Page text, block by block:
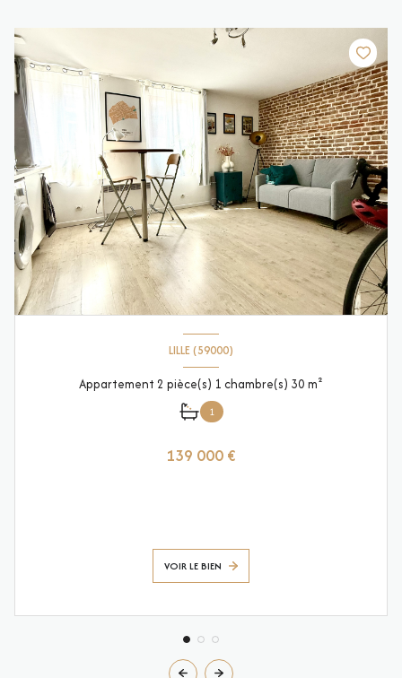
LILLE (59000)
Appartement 2 pièce(s) 1 chambre(s) 30 m²
1
139 000 €
VOIR LE BIEN